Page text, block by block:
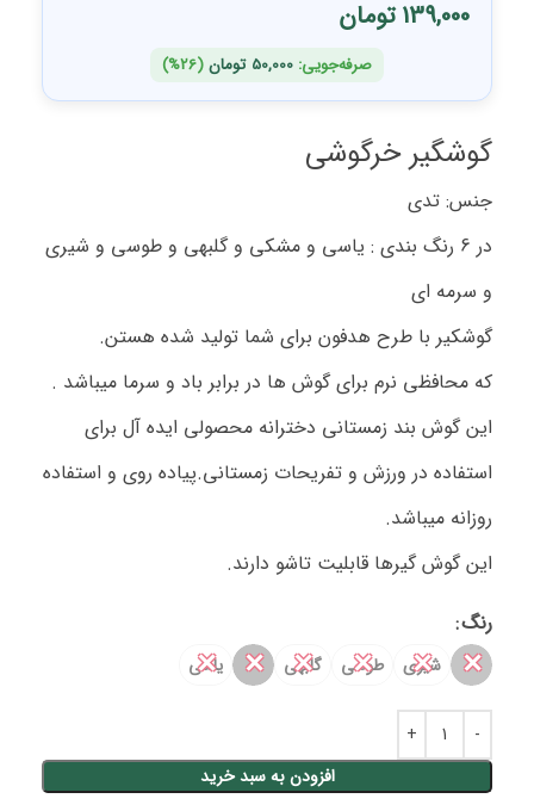
139,000تومان
صرفه‌جویی: 50,000 تومان(26%)
گوشگیر خرگوشی
جنس: تدی
در 6 رنگ بندی : یاسی و مشکی و گلبهی و طوسی و شیری
و سرمه ای
گوشکیر با طرح هدفون برای شما تولید شده هستن.
که محافظی نرم برای گوش ها در برابر باد و سرما میباشد .
این گوش بند زمستانی دخترانه محصولی ایده آل برای
استفاده در ورزش و تفریحات زمستانی.پیاده روی و استفاده
روزانه میباشد.
این گوش گیرها قابلیت تاشو دارند.
رنگ
✕ شیری
✕ طوسی
✕ گلبهی
✕
✕ یاسی
✕
افزودن به سبد خرید